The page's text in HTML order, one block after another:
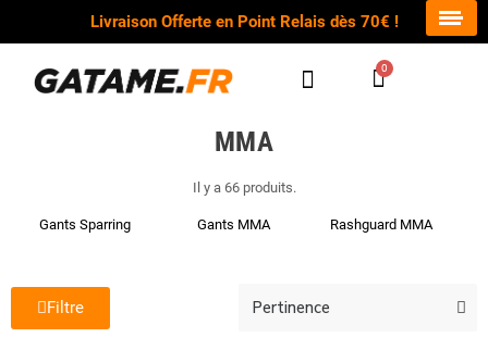
Livraison Offerte en Point Relais dès 70€ !
MMA
Il y a 66 produits.
Gants Sparring Gants MMA Rashguard MMA
Filtre